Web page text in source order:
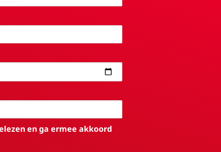
en ga ermee akkoord